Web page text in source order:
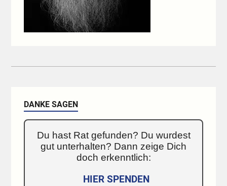
DANKE SAGEN
Du hast Rat gefunden? Du wurdest
gut unterhalten? Dann zeige Dich
doch erkenntlich:
HIER SPENDEN